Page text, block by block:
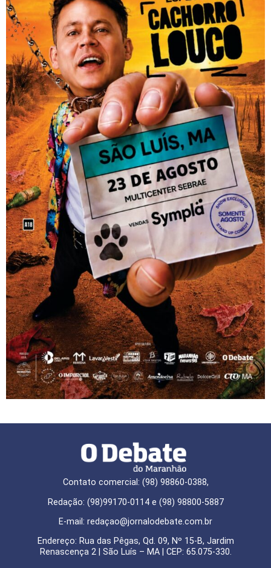
Contato comercial: (98) 98860-0388,
Redação: (98)99170-0114 e (98) 98800-5887
E-mail: redaçao@jornalodebate.com.br
Endereço: Rua das Pêgas, Qd. 09, Nº 15-B, Jardim
Renascença 2 | São Luís – MA | CEP: 65.075-330.